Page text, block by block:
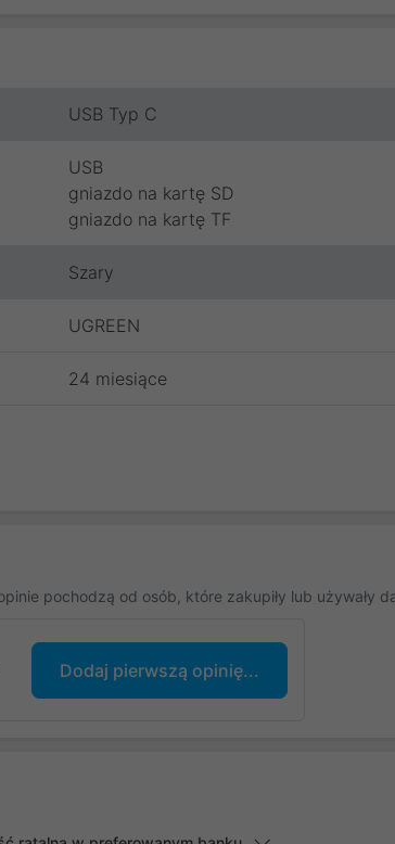
USB Typ C
USB
gniazdo na kartę SD
gniazdo na kartę TF
Szary
UGREEN
24 miesiące
pochodzą od osób, które zakupiły lub używały
Dodaj pierwszą opinię...